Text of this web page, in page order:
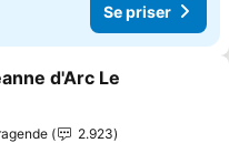
Se priser
favoritter
d'Arc Le
2.923